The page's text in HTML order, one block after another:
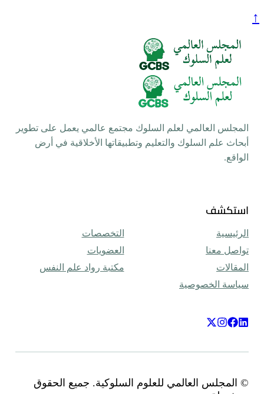
السلوك مجتمع عالمي يعمل على تطوير
وتطبيقاتها الأخلاقية في أرض
التخصصات
العضويات
مكتبة رواد علم النفس
السلوكية. جميع الحقوق